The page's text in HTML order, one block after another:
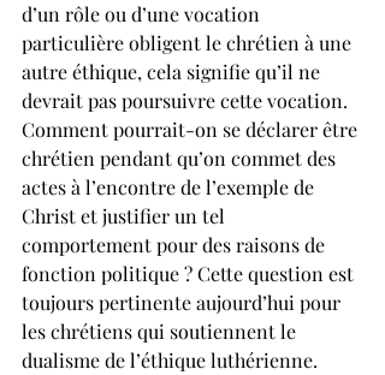
d’un rôle ou d’une vocation
particulière obligent le chrétien à une
autre éthique, cela signifie qu’il ne
devrait pas poursuivre cette vocation.
Comment pourrait-on se déclarer être
chrétien pendant qu’on commet des
actes à l’encontre de l’exemple de
Christ et justifier un tel
comportement pour des raisons de
fonction politique ? Cette question est
toujours pertinente aujourd’hui pour
les chrétiens qui soutiennent le
dualisme de l’éthique luthérienne.